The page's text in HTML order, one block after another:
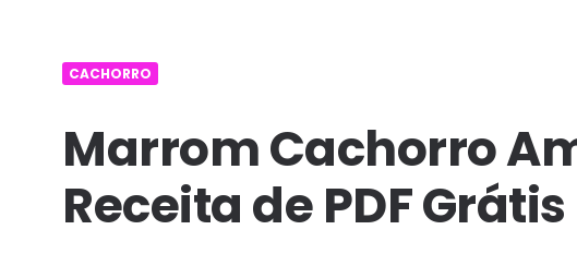
CACHORRO
Marrom Cachorro
Receita de PDF Grátis